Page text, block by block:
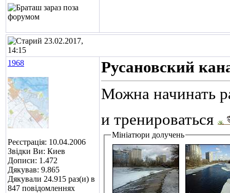
23.02.2017,
14:15
1968
Реєстрація: 10.04.2006
Звідки Ви: Киев
Дописи: 1.472
Дякував: 9.865
Дякували 24.915 раз(и) в
847 повідомленнях
Русановский
Можна начинать
и тренироваться
Мініатюри долучень